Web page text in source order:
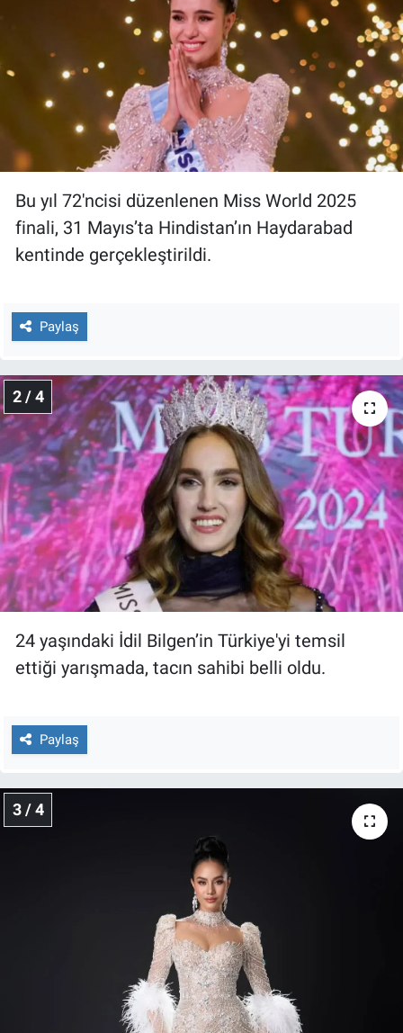
Bu yıl 72'ncisi düzenlenen Miss World 2025
finali, 31 Mayıs’ta Hindistan’ın Haydarabad
kentinde gerçekleştirildi.
Paylaş
2 / 4
24 yaşındaki İdil Bilgen’in Türkiye'yi temsil
ettiği yarışmada, tacın sahibi belli oldu.
Paylaş
3 / 4
Günün görüntüsü
Haber
Kimdir
Kültür Sanat
Nedir
Popüler
Programlar
Sağlık
Spor
Teknoloji
Türkiye'nin Gündemi
Yerel Yaşam